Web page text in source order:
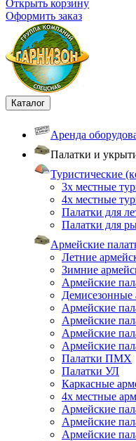
Открыть корзину
Оформить заказ
Каталог
Аренда
Палатки и
Туристические
3х местные
4х местные
Палатки для
Палатки для
Армейские
Летние
Зимние
Армейские
Демисезонные
Армейские
Армейские
Армейские
Армейские
Палатки ПМХ
Палатки УЛ
Каркасные
4х местные
Армейские
Армейские
Армейские